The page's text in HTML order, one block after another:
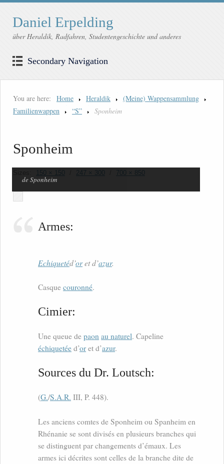
Daniel Erpelding
über Heraldik, Radfahren, Studentengeschichte und anderes
Secondary Navigation
You are here: Home Heraldik
(Meine) Wappensammlung
Familienwappen
“S” Sponheim
Sponheim
150 × 150 247 × 300 700 × 850
de Sponheim
Armes:
Echiquetéd’oret d’azur.
Casque couronné.
Cimier:
Une queue de paon au naturel. Capeline
échiquetée d’or et d’azur.
Sources du Dr. Loutsch:
(G./S.A.R. III, P. 448).
Les anciens comtes de Sponheim ou Spanheim en
Rhénanie se sont divisés en plusieurs branches qui
se distinguent par changements d’émaux. Les
armes ici décrites sont celles de la branche dite de